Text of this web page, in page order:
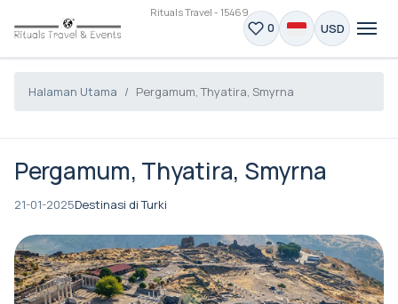
Rituals Travel - 15469
0 USD
Halaman Utama Pergamum, Thyatira, Smyrna
Pergamum, Thyatira, Smyrna
21-01-2025Destinasi di Turki